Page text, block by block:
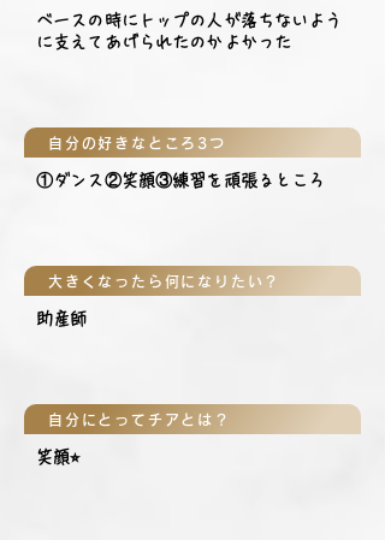
ベースの時にトップの人が落ちないよう
に支えてあげられたのかよかった
自分の好きなところ3つ
①ダンス②笑顔③練習を頑張るところ
大きくなったら何になりたい？
助産師
自分にとってチアとは？
笑顔⭐︎